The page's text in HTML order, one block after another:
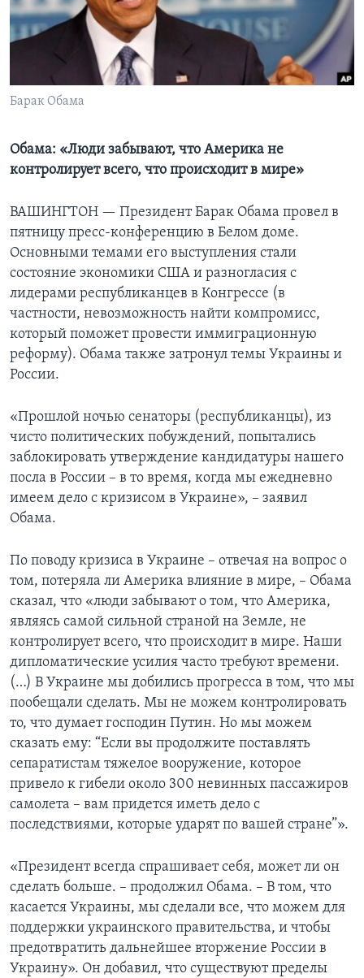
Learning English
СОЦИАЛЬНЫЕ СЕТИ
Языки
Барак Обама
Обама: «Люди забывают, что Америка не
контролирует всего, что происходит в мире»
ВАШИНГТОН — Президент Барак Обама провел в
пятницу пресс-конференцию в Белом доме.
Основными темами его выступления стали
состояние экономики США и разногласия с
лидерами республиканцев в Конгрессе (в
частности, невозможность найти компромисс,
который поможет провести иммиграционную
реформу). Обама также затронул темы Украины и
России.
«Прошлой ночью сенаторы (республиканцы), из
чисто политических побуждений, попытались
заблокировать утверждение кандидатуры нашего
посла в России – в то время, когда мы ежедневно
имеем дело с кризисом в Украине», – заявил
Обама.
По поводу кризиса в Украине – отвечая на вопрос о
том, потеряла ли Америка влияние в мире, – Обама
сказал, что «люди забывают о том, что Америка,
являясь самой сильной страной на Земле, не
контролирует всего, что происходит в мире. Наши
дипломатические усилия часто требуют времени.
(…) В Украине мы добились прогресса в том, что мы
пообещали сделать. Мы не можем контролировать
то, что думает господин Путин. Но мы можем
сказать ему: “Если вы продолжите поставлять
сепаратистам тяжелое вооружение, которое
привело к гибели около 300 невинных пассажиров
самолета – вам придется иметь дело с
последствиями, которые ударят по вашей стране”».
«Президент всегда спрашивает себя, может ли он
сделать больше. – продолжил Обама. – В том, что
касается Украины, мы сделали все, что можем для
поддержки украинского правительства, и чтобы
предотвратить дальнейшее вторжение России в
Украину». Он добавил, что существуют пределы